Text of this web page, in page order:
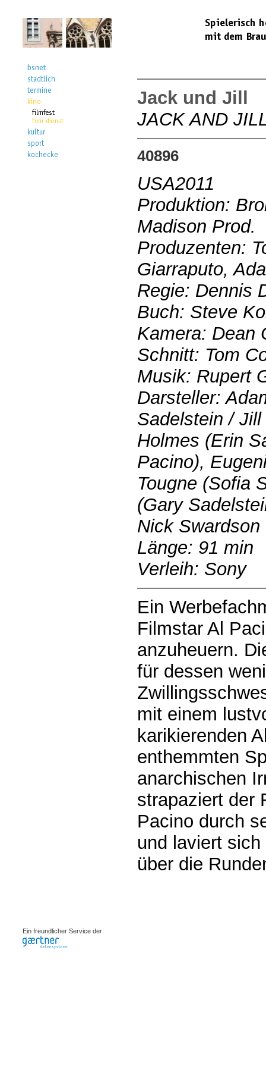
Jack und Jill
JACK AND
40896
USA2011
Produktion:
Madison Prod.
Produzenten:
Giarraputo,
Regie: Dennis
Buch: Steve
Kamera: Dean
Schnitt: Tom
Musik: Rupert
Darsteller:
Sadelstein /
Holmes (Erin
Pacino),
Tougne (Sofia
(Gary
Nick Swardson
Länge: 91 min
Verleih: Sony
Ein
Filmstar Al
anzuheuern.
für dessen
mit einem
karikierenden
enthemmten
anarchischen
strapaziert der
Pacino durch
und laviert
über die
Ein freundlicher Service der